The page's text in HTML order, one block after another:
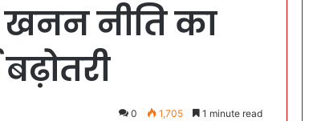
खनन नीति का
0 1,705 1 minute read